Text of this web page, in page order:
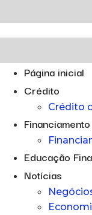
para
o
Página inicial
Crédito
Crédito
Financiamento
Educação
Notícias